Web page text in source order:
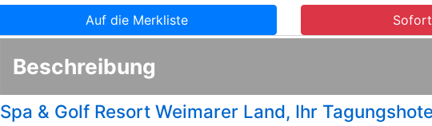
Auf die Merkliste
Beschreibung
Spa & Golf Resort Weimarer Land, Ihr